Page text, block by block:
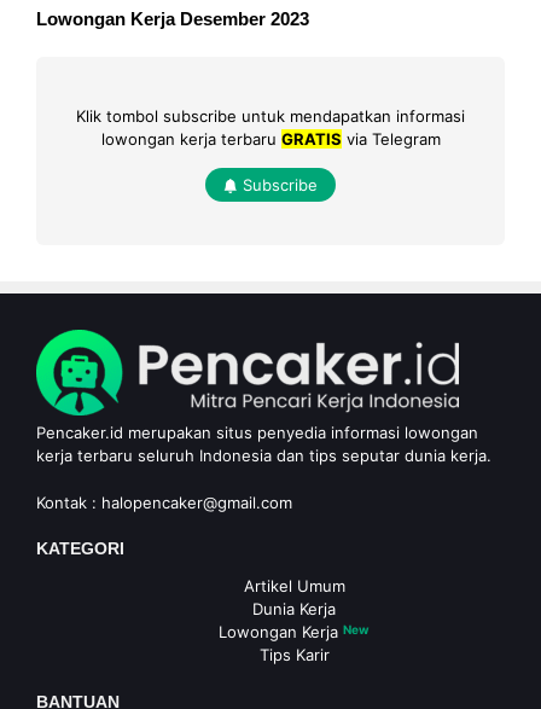
Lowongan Kerja Desember 2023
Klik tombol subscribe untuk mendapatkan informasi
lowongan kerja terbaru GRATIS via Telegram
Subscribe
Pencaker.id merupakan situs penyedia informasi lowongan
kerja terbaru seluruh Indonesia dan tips seputar dunia kerja.
Kontak : halopencaker@gmail.com
KATEGORI
Artikel Umum
Dunia Kerja
Lowongan Kerja New
Tips Karir
BANTUAN